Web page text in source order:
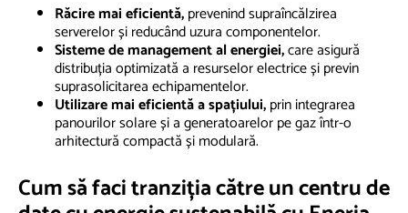
Răcire mai eficientă,prevenind supraîncălzirea
serverelor și reducând uzura componentelor.
Sisteme de management al energiei,care asigură
distribuția optimizată a resurselor electrice și previn
suprasolicitarea echipamentelor.
Utilizare mai eficientă a spațiului,prin integrarea
panourilor solare și a generatoarelor pe gaz într-o
arhitectură compactă și modulară.
Cum să faci tranziția către un centru de